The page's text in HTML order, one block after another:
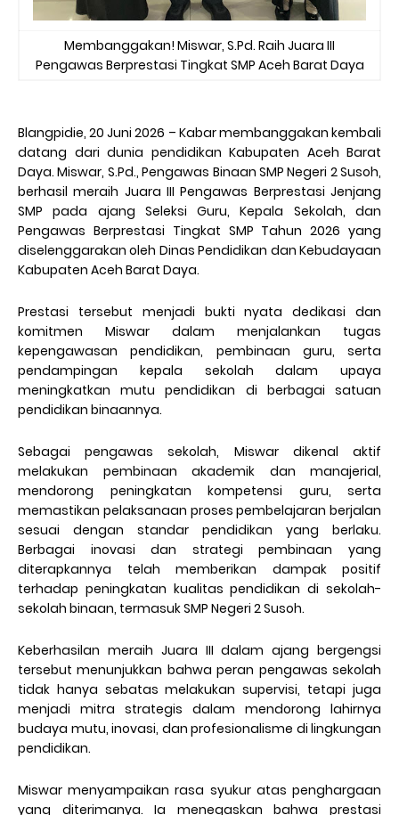
Membanggakan! Miswar, S.Pd. Raih Juara III
Pengawas Berprestasi Tingkat SMP Aceh Barat Daya
Blangpidie, 20 Juni 2026 – Kabar membanggakan kembali
datang dari dunia pendidikan Kabupaten Aceh Barat
Daya.Miswar, S.Pd., Pengawas Binaan SMP Negeri 2 Susoh,
berhasil meraih Juara III Pengawas Berprestasi Jenjang
SMP pada ajang Seleksi Guru, Kepala Sekolah, dan
Pengawas Berprestasi Tingkat SMP Tahun 2026 yang
diselenggarakan oleh Dinas Pendidikan dan Kebudayaan
Kabupaten Aceh Barat Daya.
Prestasi tersebut menjadi bukti nyata dedikasi dan
komitmen Miswar dalam menjalankan tugas
kepengawasan pendidikan, pembinaan guru, serta
pendampingan kepala sekolah dalam upaya
meningkatkan mutu pendidikan di berbagai satuan
pendidikan binaannya.
Sebagai pengawas sekolah, Miswar dikenal aktif
melakukan pembinaan akademik dan manajerial,
mendorong peningkatan kompetensi guru, serta
memastikan pelaksanaan proses pembelajaran berjalan
sesuai dengan standar pendidikan yang berlaku.
Berbagai inovasi dan strategi pembinaan yang
diterapkannya telah memberikan dampak positif
terhadap peningkatan kualitas pendidikan di sekolah-
sekolah binaan, termasuk SMP Negeri 2 Susoh.
Keberhasilan meraih Juara III dalam ajang bergengsi
tersebut menunjukkan bahwa peran pengawas sekolah
tidak hanya sebatas melakukan supervisi, tetapi juga
menjadi mitra strategis dalam mendorong lahirnya
budaya mutu, inovasi, dan profesionalisme di lingkungan
pendidikan.
Miswar menyampaikan rasa syukur atas penghargaan
yang diterimanya. Ia menegaskan bahwa prestasi